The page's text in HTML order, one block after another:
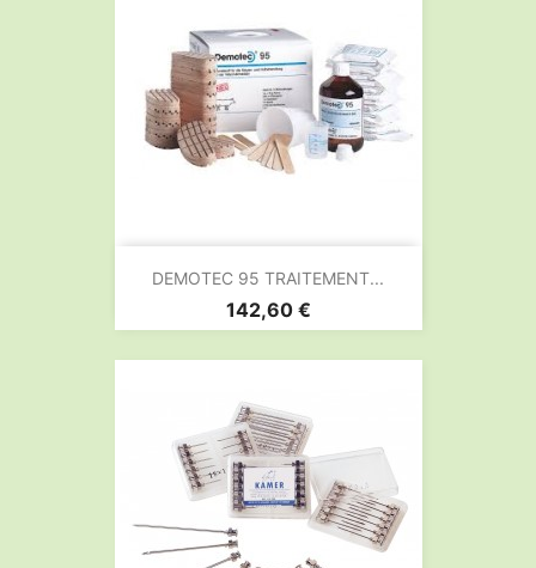
DEMOTEC 95 TRAITEMENT...
Prix
142,60 €